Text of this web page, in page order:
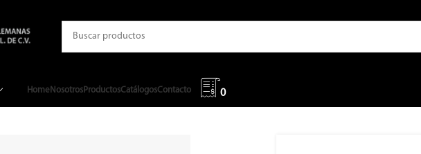
Home Nosotros ProductosCatálogosContacto 0